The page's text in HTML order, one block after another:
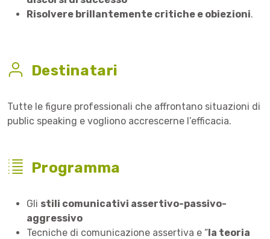
Risolvere brillantemente critiche e obiezioni.
Destinatari
Tutte le figure professionali che affrontano situazioni di
public speaking e vogliono accrescerne l’efficacia.
Programma
Gli stili comunicativi assertivo-passivo-
aggressivo
Tecniche di comunicazione assertiva e “la teoria